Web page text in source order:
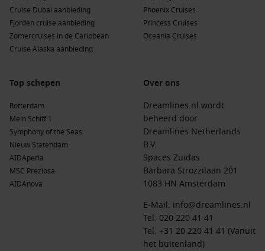
Cruise Dubai aanbieding
Fjorden cruise aanbieding
Zomercruises in de Caribbean
Cruise Alaska aanbieding
Phoenix Cruises
Princess Cruises
Oceania Cruises
Top schepen
Rotterdam
Mein Schiff 1
Symphony of the Seas
Nieuw Statendam
AIDAperla
MSC Preziosa
AIDAnova
Over ons
Dreamlines.nl wordt
beheerd door
Dreamlines Netherlands
B.V.
Spaces Zuidas
Barbara Strozzilaan 201
1083 HN Amsterdam
E-Mail: info@dreamlines.nl
Tel: 020 220 41 41
Tel: +31 20 220 41 41 (Vanuit
het buitenland)